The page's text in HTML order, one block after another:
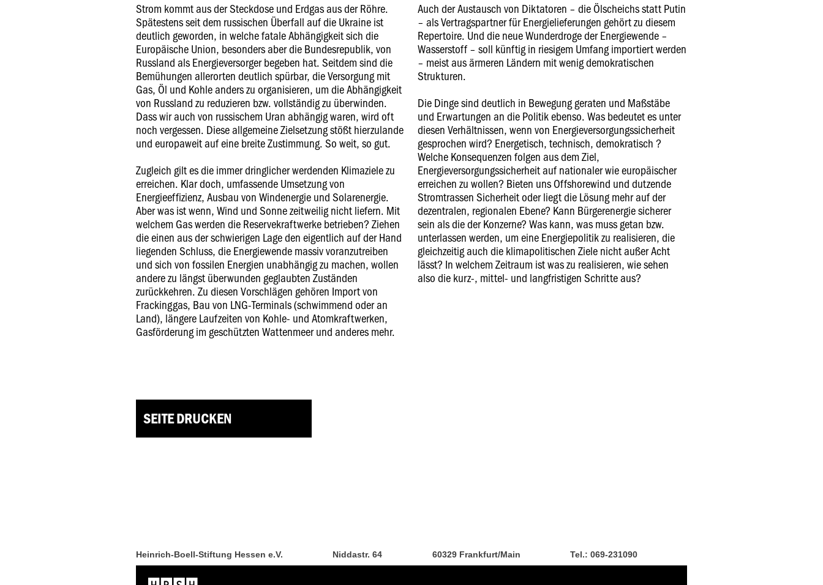
Strom kommt aus der Steckdose und Erdgas aus der Röhre.
Spätestens seit dem russischen Überfall auf die Ukraine ist
deutlich geworden, in welche fatale Abhängigkeit sich die
Europäische Union, besonders aber die Bundesrepublik, von
Russland als Energieversorger begeben hat. Seitdem sind die
Bemühungen allerorten deutlich spürbar, die Versorgung mit
Gas, Öl und Kohle anders zu organisieren, um die Abhängigkeit
von Russland zu reduzieren bzw. vollständig zu überwinden.
Dass wir auch von russischem Uran abhängig waren, wird oft
noch vergessen. Diese allgemeine Zielsetzung stößt hierzulande
und europaweit auf eine breite Zustimmung. So weit, so gut.
Zugleich gilt es die immer dringlicher werdenden Klimaziele zu
erreichen. Klar doch, umfassende Umsetzung von
Energieeffizienz, Ausbau von Windenergie und Solarenergie.
Aber was ist wenn, Wind und Sonne zeitweilig nicht liefern. Mit
welchem Gas werden die Reservekraftwerke betrieben? Ziehen
die einen aus der schwierigen Lage den eigentlich auf der Hand
liegenden Schluss, die Energiewende massiv voranzutreiben
und sich von fossilen Energien unabhängig zu machen, wollen
andere zu längst überwunden geglaubten Zuständen
zurückkehren. Zu diesen Vorschlägen gehören Import von
Frackinggas, Bau von LNG-Terminals (schwimmend oder an
Land), längere Laufzeiten von Kohle- und Atomkraftwerken,
Gasförderung im geschützten Wattenmeer und anderes mehr.
Auch der Austausch von Diktatoren – die Ölscheichs statt Putin
– als Vertragspartner für Energielieferungen gehört zu diesem
Repertoire. Und die neue Wunderdroge der Energiewende –
Wasserstoff – soll künftig in riesigem Umfang importiert werden
– meist aus ärmeren Ländern mit wenig demokratischen
Strukturen.
Die Dinge sind deutlich in Bewegung geraten und Maßstäbe
und Erwartungen an die Politik ebenso. Was bedeutet es unter
diesen Verhältnissen, wenn von Energieversorgungssicherheit
gesprochen wird? Energetisch, technisch, demokratisch ?
Welche Konsequenzen folgen aus dem Ziel,
Energieversorgungssicherheit auf nationaler wie europäischer
erreichen zu wollen? Bieten uns Offshorewind und dutzende
Stromtrassen Sicherheit oder liegt die Lösung mehr auf der
dezentralen, regionalen Ebene? Kann Bürgerenergie sicherer
sein als die der Konzerne? Was kann, was muss getan bzw.
unterlassen werden, um eine Energiepolitik zu realisieren, die
gleichzeitig auch die klimapolitischen Ziele nicht außer Acht
lässt? In welchem Zeitraum ist was zu realisieren, wie sehen
also die kurz-, mittel- und langfristigen Schritte aus?
SEITE DRUCKEN
Heinrich-Boell-Stiftung Hessen e.V. Niddastr. 64 60329 Frankfurt/Main Tel.: 069-231090